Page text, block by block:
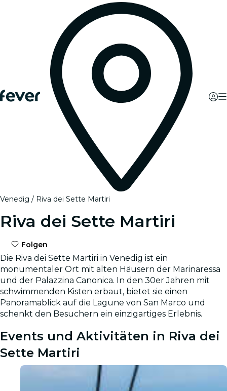
Venedig Riva dei Sette Martiri
Riva dei Sette Martiri
Folgen
Die Riva dei Sette Martiri in Venedig ist ein
monumentaler Ort mit alten Häusern der Marinaressa
und der Palazzina Canonica. In den 30er Jahren mit
schwimmenden Kisten erbaut, bietet sie einen
Panoramablick auf die Lagune von San Marco und
schenkt den Besuchern ein einzigartiges Erlebnis.
Events und Aktivitäten in Riva dei
Sette Martiri